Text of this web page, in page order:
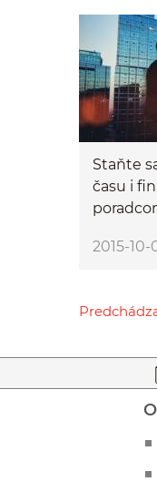
Staňte
času i
2015-10-
Przejdź do poprzedniej